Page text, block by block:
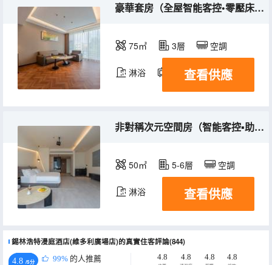
豪華套房（全屋智能客控•零壓床墊•65寸投屏電視）
75㎡ 3層 空調
淋浴 電視機
查看供應
非對稱次元空間房（智能客控▪助眠床墊▪百寸投屏幕布）
50㎡ 5-6層 空調
淋浴 查看供應
錫林浩特漫庭酒店(維多利廣場店)的真實住客評論(844)
4.8 /5分 99% 的人推薦 4.8 4.8 4.8 4.8